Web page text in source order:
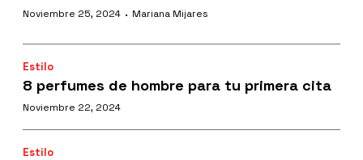
Noviembre 25, 2024 · Mariana Mijares
Estilo
8 perfumes de hombre para tu primera cita
Noviembre 22, 2024
Estilo